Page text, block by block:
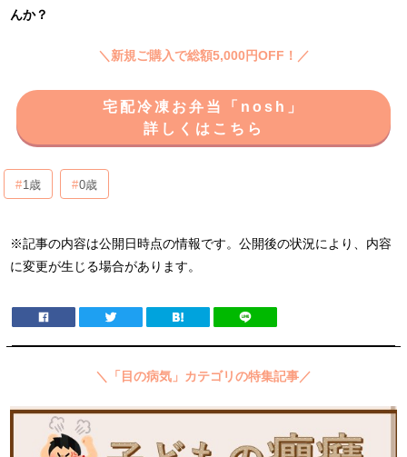
んか？
＼新規ご購入で総額5,000円OFF！／
宅配冷凍お弁当「nosh」
詳しくはこちら
1歳 0歳
※記事の内容は公開日時点の情報です。公開後の状況により、内容
に変更が生じる場合があります。
＼「目の病気」カテゴリの特集記事／